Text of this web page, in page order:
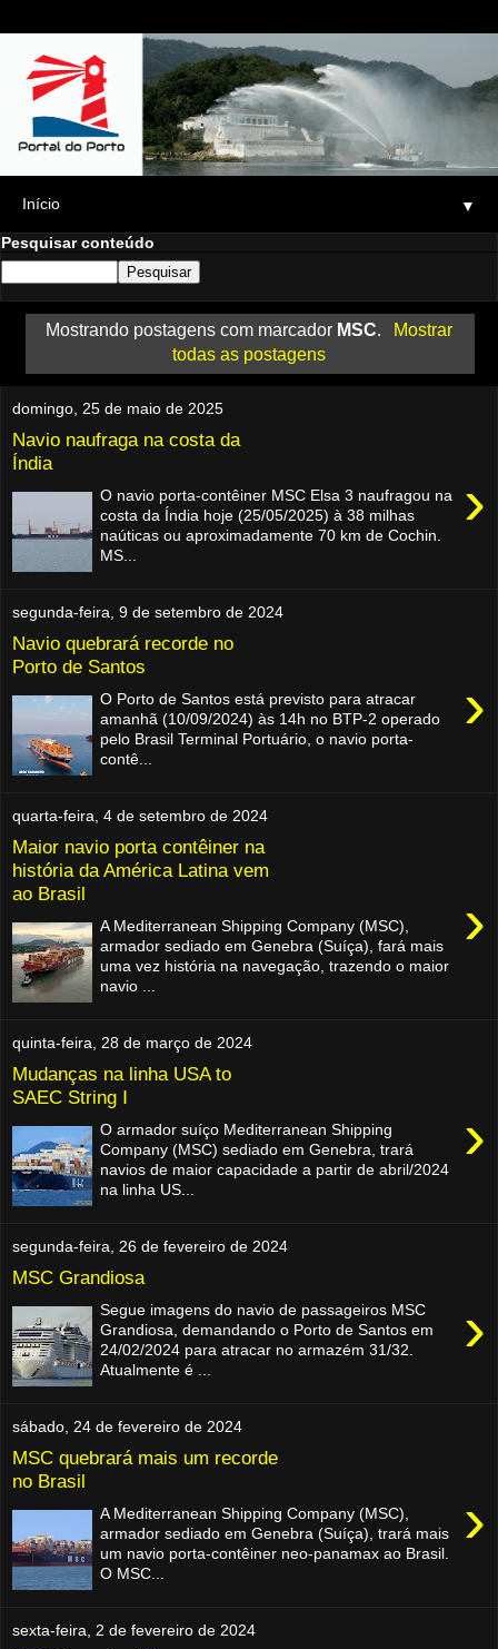
▼
Pesquisar conteúdo
Mostrando postagens com marcador MSC.
Mostrar
todas as postagens
domingo, 25 de maio de 2025
Navio naufraga na costa da
Índia
›
O navio porta-contêiner MSC Elsa 3 naufragou na
costa da Índia hoje (25/05/2025) à 38 milhas
naúticas ou aproximadamente 70 km de Cochin.
MS...
segunda-feira, 9 de setembro de 2024
Navio quebrará recorde no
Porto de Santos
›
O Porto de Santos está previsto para atracar
amanhã (10/09/2024) às 14h no BTP-2 operado
pelo Brasil Terminal Portuário, o navio porta-
contê...
quarta-feira, 4 de setembro de 2024
Maior navio porta contêiner na
história da América Latina vem
ao Brasil
›
A Mediterranean Shipping Company (MSC),
armador sediado em Genebra (Suíça), fará mais
uma vez história na navegação, trazendo o maior
navio ...
quinta-feira, 28 de março de 2024
Mudanças na linha USA to
SAEC String Ⅰ
›
O armador suíço Mediterranean Shipping
Company (MSC) sediado em Genebra, trará
navios de maior capacidade a partir de abril/2024
na linha US...
segunda-feira, 26 de fevereiro de 2024
MSC Grandiosa
›
Segue imagens do navio de passageiros MSC
Grandiosa, demandando o Porto de Santos em
24/02/2024 para atracar no armazém 31/32.
Atualmente é ...
sábado, 24 de fevereiro de 2024
MSC quebrará mais um recorde
no Brasil
›
A Mediterranean Shipping Company (MSC),
armador sediado em Genebra (Suíça), trará mais
um navio porta-contêiner neo-panamax ao Brasil.
O MSC...
sexta-feira, 2 de fevereiro de 2024